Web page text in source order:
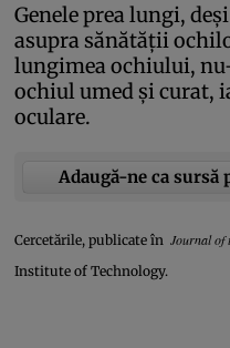
Genele prea lungi,
asupra sănătăţii
lungimea ochiului,
ochiul umed şi curat,
oculare.
Adaugă-ne ca sursă
Cercetările, publicate în Journal of
Institute of Technology.